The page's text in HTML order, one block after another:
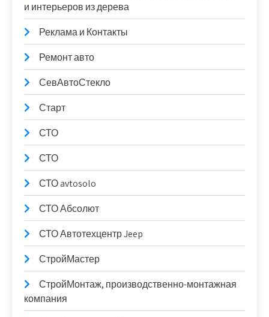
и интерьеров из дерева
Реклама и Контакты
Ремонт авто
СевАвтоСтекло
Старт
СТО
СТО
СТО avtosolo
СТО Абсолют
СТО Автотехцентр Jeep
СтройМастер
СтройМонтаж, производственно-монтажная
компания